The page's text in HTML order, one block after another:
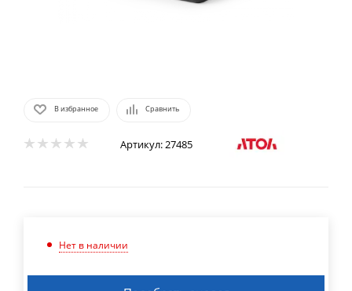
В избранное Сравнить
Артикул:27485
Нет в наличии